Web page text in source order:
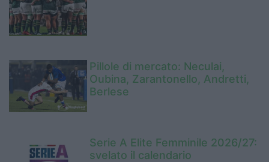
Pillole di mercato: Neculai,
Oubina, Zarantonello, Andretti,
Berlese
Serie A Elite Femminile 2026/27:
svelato il calendario